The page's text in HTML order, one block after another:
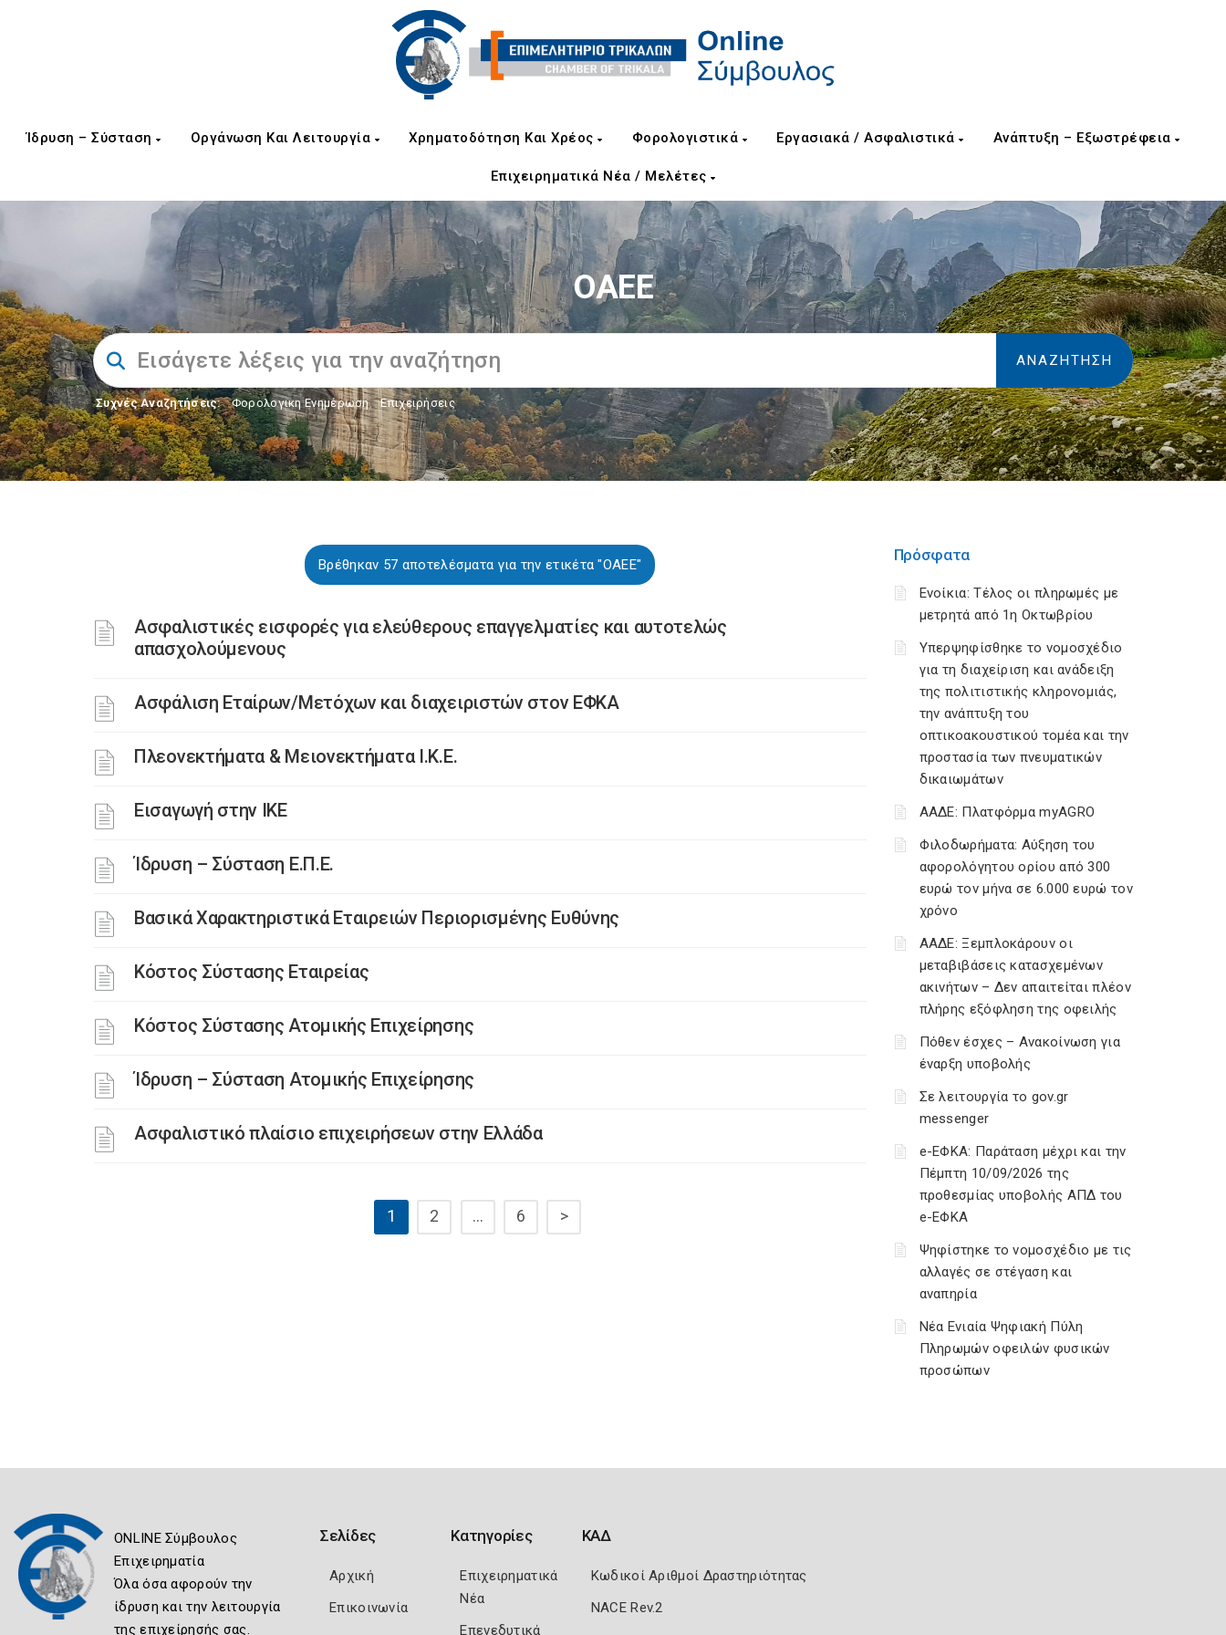
Ίδρυση – Σύσταση Οργάνωση Και Λειτουργία Χρηματοδότηση Και Χρέος Φορολογιστικά Εργασιακά / Ασφαλιστικά Ανάπτυξη – Εξωστρέφεια
Επιχειρηματικά Νέα / Μελέτες
ΟΑΕΕ
Συχνές Αναζητήσεις: Φορολογικη Ενημέρωση, Επιχειρήσεις
Βρέθηκαν 57 αποτελέσματα για την ετικέτα "ΟΑΕΕ"
Ασφαλιστικές εισφορές για ελεύθερους επαγγελματίες και αυτοτελώς
απασχολούμενους
Ασφάλιση Εταίρων/Μετόχων και διαχειριστών στον ΕΦΚΑ
Πλεονεκτήματα & Μειονεκτήματα I.K.E.
Εισαγωγή στην ΙΚΕ
Ίδρυση – Σύσταση Ε.Π.Ε.
Βασικά Χαρακτηριστικά Εταιρειών Περιορισμένης Ευθύνης
Κόστος Σύστασης Εταιρείας
Κόστος Σύστασης Ατομικής Επιχείρησης
Ίδρυση – Σύσταση Ατομικής Επιχείρησης
Ασφαλιστικό πλαίσιο επιχειρήσεων στην Ελλάδα
1 2 … 6 >
Πρόσφατα
Ενοίκια: Τέλος οι πληρωμές με
μετρητά από 1η Οκτωβρίου
Υπερψηφίσθηκε το νομοσχέδιο
για τη διαχείριση και ανάδειξη
της πολιτιστικής κληρονομιάς,
την ανάπτυξη του
οπτικοακουστικού τομέα και την
προστασία των πνευματικών
δικαιωμάτων
ΑΑΔΕ: Πλατφόρμα myAGRO
Φιλοδωρήματα: Αύξηση του
αφορολόγητου ορίου από 300
ευρώ τον μήνα σε 6.000 ευρώ τον
χρόνο
ΑΑΔΕ: Ξεμπλοκάρουν οι
μεταβιβάσεις κατασχεμένων
ακινήτων – Δεν απαιτείται πλέον
πλήρης εξόφληση της οφειλής
Πόθεν έσχες – Ανακοίνωση για
έναρξη υποβολής
Σε λειτουργία το gov.gr
messenger
e-ΕΦΚΑ: Παράταση μέχρι και την
Πέμπτη 10/09/2026 της
προθεσμίας υποβολής ΑΠΔ του
e-ΕΦΚΑ
Ψηφίστηκε το νομοσχέδιο με τις
αλλαγές σε στέγαση και
αναπηρία
Νέα Ενιαία Ψηφιακή Πύλη
Πληρωμών οφειλών φυσικών
προσώπων
ONLINE Σύμβουλος
Επιχειρηματία
Όλα όσα αφορούν την
ίδρυση και την λειτουργία
της επιχείρησής σας.
Σελίδες
Αρχική
Επικοινωνία
Κατηγορίες
Επιχειρηματικά
Νέα
Επενεδυτικά
ΚΑΔ
Κωδικοί Αριθμοί Δραστηριότητας
NACE Rev.2